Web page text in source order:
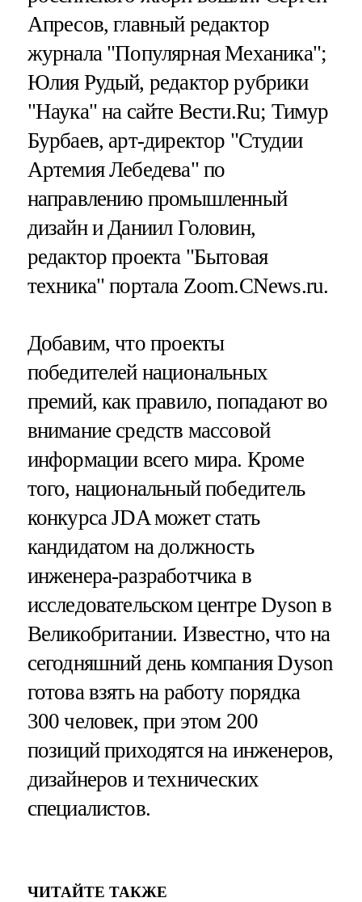
Апресов, главный редактор
журнала "Популярная Механика";
Юлия Рудый, редактор рубрики
"Наука" на сайте Вести.Ru; Тимур
Бурбаев, арт-директор "Студии
Артемия Лебедева" по
направлению промышленный
дизайн и Даниил Головин,
редактор проекта "Бытовая
техника" портала Zoom.CNews.ru.
Добавим, что проекты
победителей национальных
премий, как правило, попадают во
внимание средств массовой
информации всего мира. Кроме
того, национальный победитель
конкурса JDA может стать
кандидатом на должность
инженера-разработчика в
исследовательском центре Dyson в
Великобритании. Известно, что на
сегодняшний день компания Dyson
готова взять на работу порядка
300 человек, при этом 200
позиций приходятся на инженеров,
дизайнеров и технических
специалистов.
ЧИТАЙТЕ ТАКЖЕ